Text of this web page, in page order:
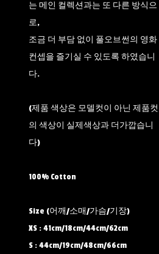
는 메인 컬렉션과는 또 다른 방식으
로,
조금 더 부담 없이 풀오브썬의 영화
컨셉을 즐기실 수 있도록 하였습니
다.
(제품 색상은 모델컷이 아닌 제품컷
의 색상이 실제색상과 더가깝습니
다)
100% Cotton
Size (어깨/소매/가슴/기장)
XS : 41cm/18cm/44cm/62cm
S : 44cm/19cm/48cm/66cm